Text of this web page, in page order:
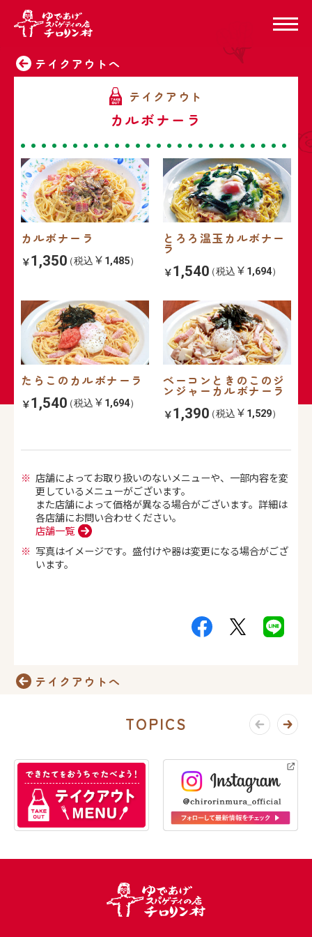
テイクアウトへ
カルボナーラ
カルボナーラ
1,350（税込 1,485）
とろろ温玉カルボナー
ラ
1,540（税込 1,694）
たらこのカルボナーラ
1,540（税込 1,694）
ベーコンときのこのジ
ンジャーカルボナーラ
1,390（税込 1,529）
店舗によってお取り扱いのないメニューや、一部内容を変
更しているメニューがございます。
また店舗によって価格が異なる場合がございます。詳細は
各店舗にお問い合わせください。
店舗一覧
写真はイメージです。盛付けや器は変更になる場合がござ
います。
テイクアウトへ
TOPICS